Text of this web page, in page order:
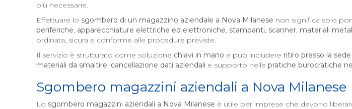
più necessarie.
Effettuare lo sgombero di un magazzino aziendale a Nova Milanese non significa solo
periferiche, apparecchiature elettriche ed elettroniche, stampanti, scanner, materiali
ordinata, sicura e conforme alle procedure previste.
Il servizio è strutturato come soluzione chiavi in mano e può includere ritiro presso la
materiali da smaltire, cancellazione dati aziendali e supporto nelle pratiche burocratiche
Sgombero magazzini aziendali a Nova Milanese
Lo sgombero magazzini aziendali a Nova Milanese è utile per imprese che devono